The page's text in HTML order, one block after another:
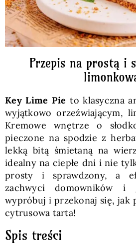
Przepis na prostą i
Key Lime Pie to klasyczna
wyjątkowo orzeźwiającym,
Kremowe wnętrze o
pieczone na spodzie z
lekką bitą śmietaną na
idealny na ciepłe dni i nie
prosty i sprawdzony, a
zachwyci domowników i
wypróbuj i przekonaj się, jak
cytrusowa tarta!
Spis treści